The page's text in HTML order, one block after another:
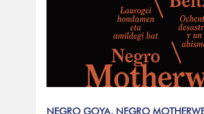
NEGRO GOYA, NEGRO